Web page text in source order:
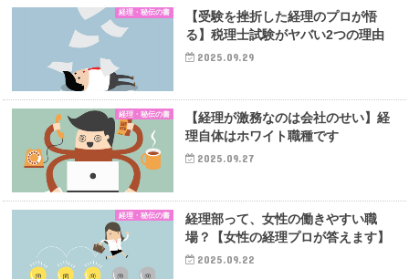
経理・秘伝の書
【受験を挫折した経理のプロが悟
る】税理士試験がヤバい2つの理由
2025.09.29
経理・秘伝の書
【経理が激務なのは会社のせい】経
理自体はホワイト職種です
2025.09.27
経理・秘伝の書
経理部って、女性の働きやすい職
場？【女性の経理プロが答えます】
2025.09.22